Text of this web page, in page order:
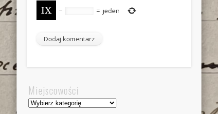
− = jeden
Miejscowości
Miejscowości